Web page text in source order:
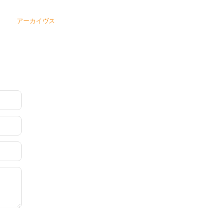
アーカイヴス